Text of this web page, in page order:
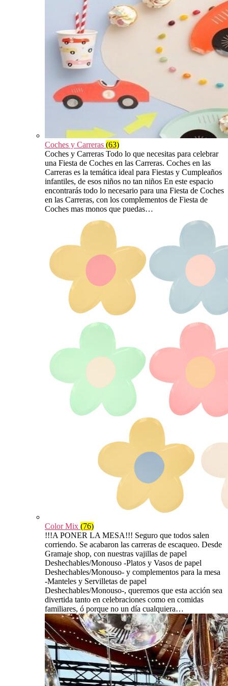
Coches y Carreras (63)
Coches y Carreras Todo lo que necesitas para celebrar
una Fiesta de Coches en las Carreras. Coches en las
Carreras es la temática ideal para Fiestas y Cumpleaños
infantiles, de esos niños no tan niños En este espacio
encontrarás todo lo necesario para una Fiesta de Coches
en las Carreras, con los complementos de Fiesta de
Coches mas monos que puedas…
Color Mix (76)
!!!A PONER LA MESA!!! Seguro que todos salen
corriendo. Se acabaron las carreras de escaqueo. Desde
Gramaje shop, con nuestras vajillas de papel
Deshechables/Monouso -Platos y Vasos de papel
Deshechables/Monouso- y complementos para la mesa
-Manteles y Servilletas de papel
Deshechables/Monouso-, queremos que esta acción sea
divertida tanto en celebraciones como en comidas
familiares, ó porque no un día cualquiera…